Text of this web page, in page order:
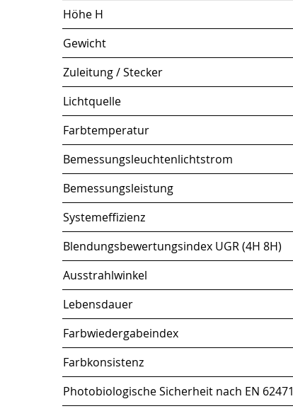
Höhe H
Gewicht
Zuleitung / Stecker
Lichtquelle
Farbtemperatur
Bemessungsleuchtenlichtstrom
Bemessungsleistung
Systemeffizienz
Blendungsbewertungsindex UGR (4H 8H)
Ausstrahlwinkel
Lebensdauer
Farbwiedergabeindex
Farbkonsistenz
Photobiologische Sicherheit nach EN 62471